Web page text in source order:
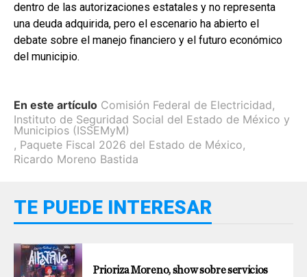
dentro de las autorizaciones estatales y no representa
una deuda adquirida, pero el escenario ha abierto el
debate sobre el manejo financiero y el futuro económico
del municipio.
En este artículo Comisión Federal de Electricidad,
Instituto de Seguridad Social del Estado de México y
Municipios (ISSEMyM)
, Paquete Fiscal 2026 del Estado de México,
Ricardo Moreno Bastida
TE PUEDE INTERESAR
Prioriza Moreno, show sobre servicios